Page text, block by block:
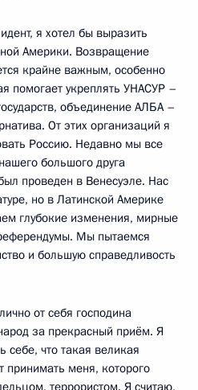
я хотел бы выразить
Америки. Возвращение
крайне важным, особенно
помогает укреплять УНАСУР –
объединение АЛБА –
От этих организаций я
Россию. Недавно мы все
большого друга
проведен в Венесуэле. Нас
но в Латинской Америке
глубокие изменения, мирные
Мы пытаемся
и большую справедливость
от себя господина
за прекрасный приём. Я
себе, что такая великая
принимать меня, которого
террористом. Я считаю,